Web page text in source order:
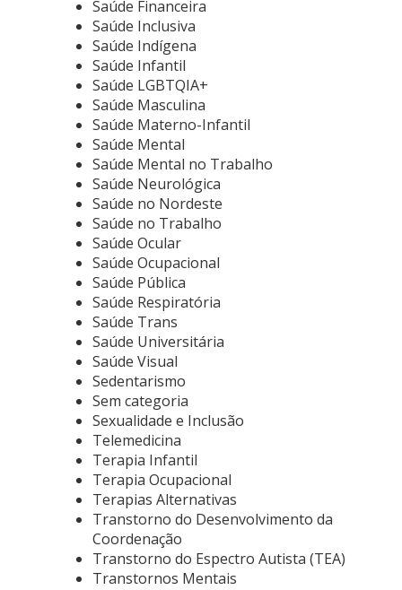
Saúde Financeira
Saúde Inclusiva
Saúde Indígena
Saúde Infantil
Saúde LGBTQIA+
Saúde Masculina
Saúde Materno-Infantil
Saúde Mental
Saúde Mental no Trabalho
Saúde Neurológica
Saúde no Nordeste
Saúde no Trabalho
Saúde Ocular
Saúde Ocupacional
Saúde Pública
Saúde Respiratória
Saúde Trans
Saúde Universitária
Saúde Visual
Sedentarismo
Sem categoria
Sexualidade e Inclusão
Telemedicina
Terapia Infantil
Terapia Ocupacional
Terapias Alternativas
Transtorno do Desenvolvimento da
Coordenação
Transtorno do Espectro Autista (TEA)
Transtornos Mentais